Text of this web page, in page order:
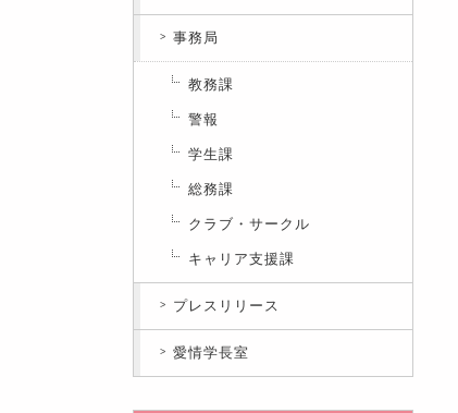
事務局
教務課
警報
学生課
総務課
クラブ・サークル
キャリア支援課
プレスリリース
愛情学長室